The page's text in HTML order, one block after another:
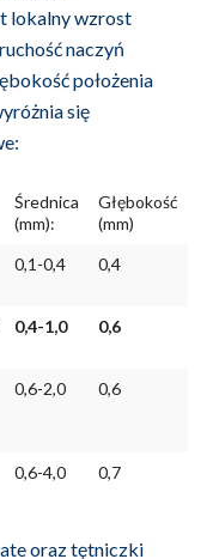
lokalny wzrost
naczyń
położenia
się
Średnica
(mm):
Głębokość
(mm)
0,1-0,4 0,4
0,4-1,0 0,6
0,6-2,0 0,6
0,6-4,0 0,7
oraz tętniczki